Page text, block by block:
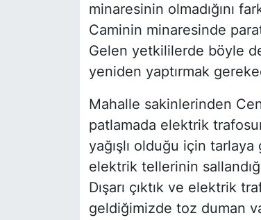
minaresinin olmadığını
Caminin minaresinde
Gelen yetkililerde böyle
yeniden yaptırmak
Mahalle sakinlerinden
patlamada elektrik
yağışlı olduğu için
elektrik tellerinin
Dışarı çıktık ve elektrik
geldiğimizde toz duman